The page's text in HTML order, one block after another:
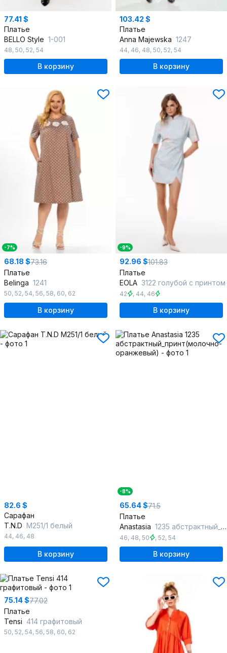
77.41 $
Платье
BELLO Style 1-001
48, 50, 52, 54
В корзину
103.42 $
Платье
Anna Majewska 1247
44, 46, 48, 50, 52, 54
В корзину
-7%
68.18 $73.16
Платье
Belinga 1241
50, 52, 54, 56, 58, 60, 62
В корзину
-9%
92.96 $101.83
Платье
EOLA 3122 голубой с принтом
42 , 44, 46
В корзину
82.6 $
Сарафан
T.N.D М251/1 белый
44, 46, 48
В корзину
-8%
65.64 $71.5
Платье
Anastasia 1235 абстрактный_принт(молочно-оранжевый)
46, 48, 50 , 52, 54
В корзину
75.14 $77.02
Платье
Tensi 414 графитовый
50, 52, 54, 56, 58, 60, 62